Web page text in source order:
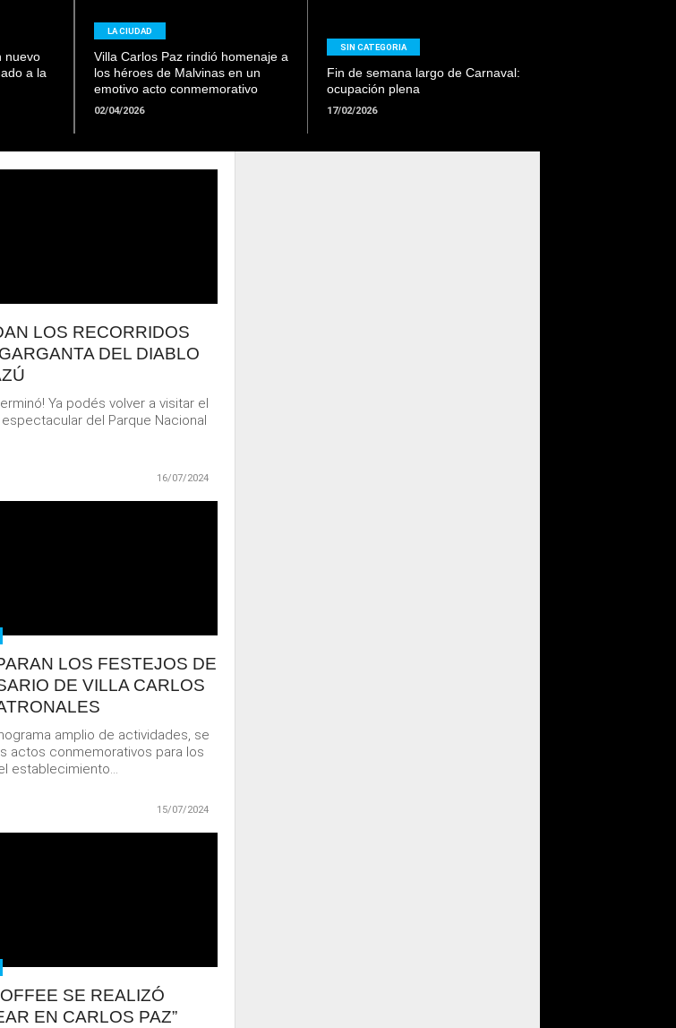
nuevo
a la
LA CIUDAD
Villa Carlos Paz rindió homenaje a
los héroes de Malvinas en un
emotivo acto conmemorativo
02/04/2026
SIN CATEGORIA
Fin de semana largo de Carnaval:
ocupación plena
17/02/2026
MAS
LOS RECORRIDOS
DEL DIABLO
Ya podés volver a visitar el
del Parque Nacional
16/07/2024
LOS FESTEJOS DE
DE VILLA CARLOS
amplio de actividades, se
actos conmemorativos para los
establecimiento...
15/07/2024
SE REALIZÓ
EN CARLOS PAZ”